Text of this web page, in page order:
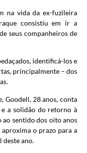
na vida da ex-fuzileira
consistiu em ir a
seus companheiros de
identificá-los e
principalmente – dos
Goodell, 28 anos, conta
a solidão do retorno à
ao sentido dos oito anos
o prazo para a
deste ano.